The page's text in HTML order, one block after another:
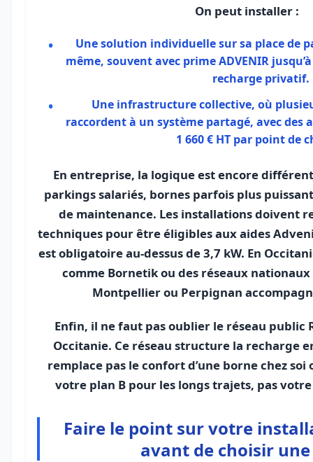
On peut installer :
Une solution individuelle sur sa place de
même, souvent avec prime ADVENIR
recharge privatif.
Une infrastructure collective, où
raccordent à un système partagé, avec des
1 660 € HT par point de
En entreprise, la logique est encore
parkings salariés, bornes parfois plus
de maintenance. Les installations doivent
techniques pour être éligibles aux aides
est obligatoire au-dessus de 3,7 kW. En
comme Bornetik ou des réseaux nationaux
Montpellier ou Perpignan
Enfin, il ne faut pas oublier le réseau public
Occitanie. Ce réseau structure la recharge
remplace pas le confort d’une borne chez soi
votre plan B pour les longs trajets, pas
Faire le point sur votre
avant de choisir